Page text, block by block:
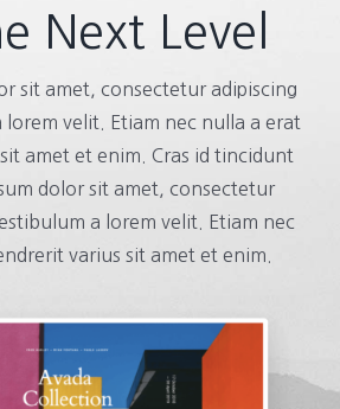
Next Level
sit amet, consectetur adipiscing
velit. Etiam nec nulla a erat
amet et enim. Cras id tincidunt
dolor sit amet, consectetur
a lorem velit. Etiam nec
varius sit amet et enim.